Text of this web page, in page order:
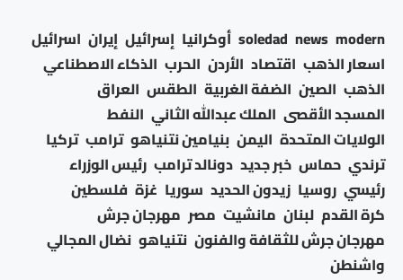
modern
news
soledad أوكرانيا إسرائيل إيران اسرائيل
اسعار الذهب اقتصاد الأردن الحرب الذكاء الاصطناعي
الذهب الصين الضفة الغربية الطقس العراق
المسجد الأقصى الملك عبدالله الثاني النفط
الولايات المتحدة اليمن بنيامين نتنياهو ترامب تركيا
ترندي حماس خبر جديد دونالد ترامب رئيس الوزراء
رئيسي روسيا زيدون الحديد سوريا غزة فلسطين
كرة القدم لبنان مانشيت مصر مهرجان جرش
مهرجان جرش للثقافة والفنون نتنياهو نضال المجالي
واشنطن